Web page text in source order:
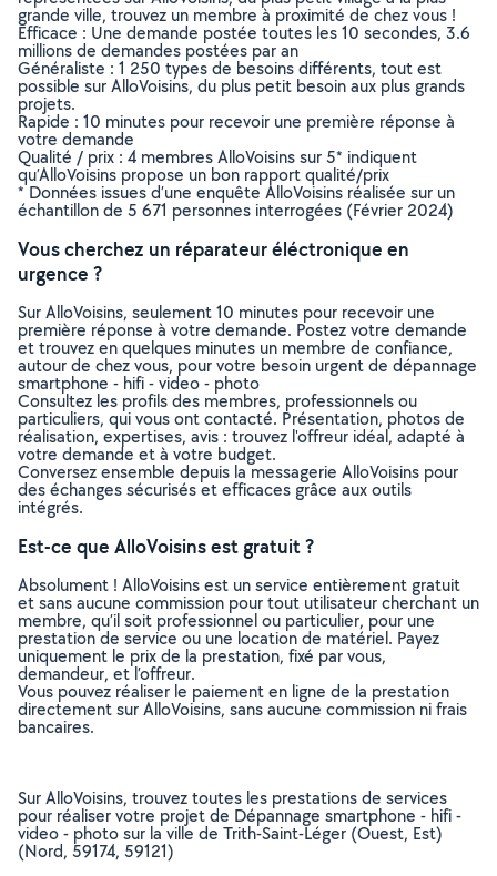
grande ville, trouvez un membre à proximité de chez vous !
Efficace : Une demande postée toutes les 10 secondes, 3.6
millions de demandes postées par an
Généraliste : 1 250 types de besoins différents, tout est
possible sur AlloVoisins, du plus petit besoin aux plus grands
projets.
Rapide : 10 minutes pour recevoir une première réponse à
votre demande
Qualité / prix : 4 membres AlloVoisins sur 5* indiquent
qu’AlloVoisins propose un bon rapport qualité/prix
* Données issues d’une enquête AlloVoisins réalisée sur un
échantillon de 5 671 personnes interrogées (Février 2024)
Vous cherchez un réparateur éléctronique en
urgence ?
Sur AlloVoisins, seulement 10 minutes pour recevoir une
première réponse à votre demande. Postez votre demande
et trouvez en quelques minutes un membre de confiance,
autour de chez vous, pour votre besoin urgent de dépannage
smartphone - hifi - video - photo
Consultez les profils des membres, professionnels ou
particuliers, qui vous ont contacté. Présentation, photos de
réalisation, expertises, avis : trouvez l'offreur idéal, adapté à
votre demande et à votre budget.
Conversez ensemble depuis la messagerie AlloVoisins pour
des échanges sécurisés et efficaces grâce aux outils
intégrés.
Est-ce que AlloVoisins est gratuit ?
Absolument ! AlloVoisins est un service entièrement gratuit
et sans aucune commission pour tout utilisateur cherchant un
membre, qu’il soit professionnel ou particulier, pour une
prestation de service ou une location de matériel. Payez
uniquement le prix de la prestation, fixé par vous,
demandeur, et l’offreur.
Vous pouvez réaliser le paiement en ligne de la prestation
directement sur AlloVoisins, sans aucune commission ni frais
bancaires.
Sur AlloVoisins, trouvez toutes les prestations de services
pour réaliser votre projet de Dépannage smartphone - hifi -
video - photo sur la ville de Trith-Saint-Léger (Ouest, Est)
(Nord, 59174, 59121)